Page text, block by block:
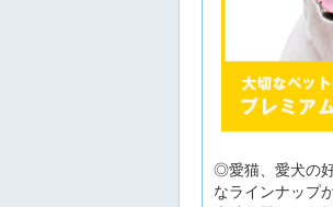
◎愛猫、愛犬の
なラインナップ